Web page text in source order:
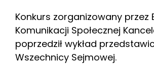
Konkurs zorganizowany przez
Komunikacji Społecznej
poprzedził wykład
Wszechnicy Sejmowej.